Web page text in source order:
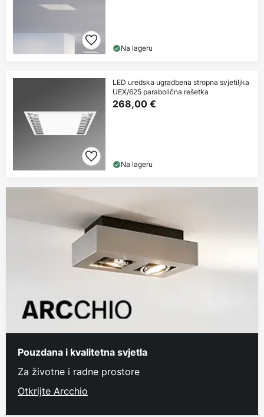
Na lageru
LED uredska ugradbena stropna svjetiljka
UEX/625 parabolična rešetka
268,00 €
Na lageru
Pouzdana i kvalitetna svjetla
Za životne i radne prostore
Otkrijte Arcchio